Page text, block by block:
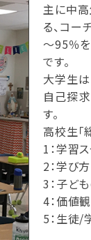
主に中高
る、コ
～95％を
です。
大学生
自己探
す。
高校生「
1：学習
2：学び
3：子ど
4：価値
5：生徒/